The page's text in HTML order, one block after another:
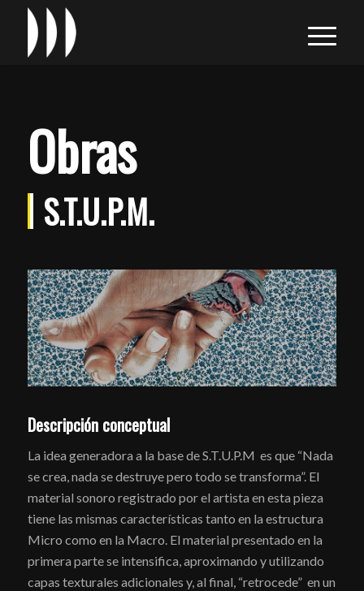
Obras
S.T.U.P.M.
Descripción conceptual
La idea generadora a la base de S.T.U.P.M es que “Nada
se crea, nada se destruye pero todo se transforma”. El
material sonoro registrado por el artista en esta pieza
tiene las mismas características tanto en la estructura
Micro como en la Macro. El material presentado en la
primera parte se intensifica, aproximando y utilizando
capas texturales adicionales y, al final, “retrocede” en un